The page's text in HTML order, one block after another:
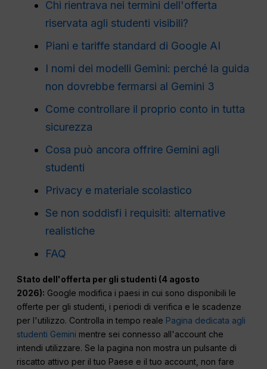
Chi rientrava nei termini dell'offerta
riservata agli studenti visibili?
Piani e tariffe standard di Google AI
I nomi dei modelli Gemini: perché la guida
non dovrebbe fermarsi al Gemini 3
Come controllare il proprio conto in tutta
sicurezza
Cosa può ancora offrire Gemini agli
studenti
Privacy e materiale scolastico
Se non soddisfi i requisiti: alternative
realistiche
FAQ
Stato dell'offerta per gli studenti (4 agosto
2026): Google modifica i paesi in cui sono disponibili le
offerte per gli studenti, i periodi di verifica e le scadenze
per l'utilizzo. Controlla in tempo reale Pagina dedicata agli
studenti Gemini mentre sei connesso all'account che
intendi utilizzare. Se la pagina non mostra un pulsante di
riscatto attivo per il tuo Paese e il tuo account, non fare